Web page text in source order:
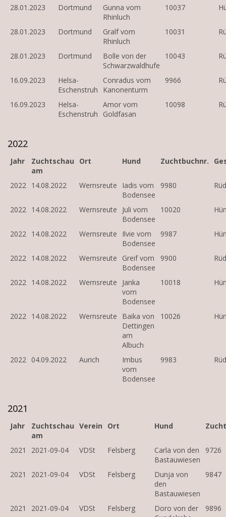
28.01.2023 Dortmund
Gunna vom
Rhinluch
10037
28.01.2023 Dortmund
Gralf vom
Rhinluch
10031
28.01.2023 Dortmund
Bolle von der
Schwarzwaldhufe
10043
16.09.2023
Helsa-
Eschenstruh
Conradus vom
Kanonenturm
9966
16.09.2023
Helsa-
Eschenstruh
Amor vom
Goldfasan
10098
2022
Jahr
Zuchtschau
am
Ort Hund Zuchtbuchnr.
2022 14.08.2022 Wernsreute
Iadis vom
Bodensee
9980
2022 14.08.2022 Wernsreute
Juli vom
Bodensee
10020
2022 14.08.2022 Wernsreute
Ilvie vom
Bodensee
9987
2022 14.08.2022 Wernsreute
Greif vom
Bodensee
9900
2022 14.08.2022 Wernsreute
Janka
vom
Bodensee
10018
2022 14.08.2022 Wernsreute
Baika von
Dettingen
am
Albuch
10026
2022 04.09.2022 Aurich
Imbus
vom
Bodensee
9983
2021
Jahr
Zuchtschau
am
Verein Ort Hund
2021 2021-09-04 VDSt Felsberg
Carla von den
Bastauwiesen
9726
2021 2021-09-04 VDSt Felsberg
Dunja von
den
Bastauwiesen
9847
2021 2021-09-04 VDSt Felsberg
Doro von der
9896